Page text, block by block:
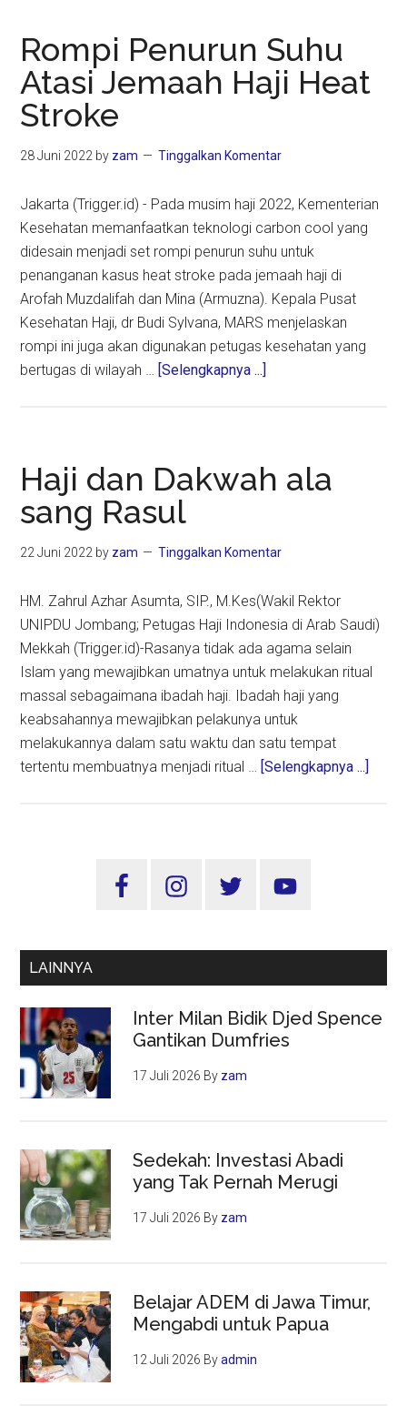
Rompi Penurun Suhu
Atasi Jemaah Haji Heat
Stroke
28 Juni 2022 by zam Tinggalkan Komentar
Jakarta (Trigger.id) - Pada musim haji 2022, Kementerian
Kesehatan memanfaatkan teknologi carbon cool yang
didesain menjadi set rompi penurun suhu untuk
penanganan kasus heat stroke pada jemaah haji di
Arofah Muzdalifah dan Mina (Armuzna). Kepala Pusat
Kesehatan Haji, dr Budi Sylvana, MARS menjelaskan
rompi ini juga akan digunakan petugas kesehatan yang
bertugas di wilayah … [Selengkapnya ...]
Jemaah
Stroke
Haji dan Dakwah ala
sang Rasul
22 Juni 2022 by zam Tinggalkan Komentar
HM. Zahrul Azhar Asumta, SIP., M.Kes(Wakil Rektor
UNIPDU Jombang; Petugas Haji Indonesia di Arab Saudi)
Mekkah (Trigger.id)-Rasanya tidak ada agama selain
Islam yang mewajibkan umatnya untuk melakukan ritual
massal sebagaimana ibadah haji. Ibadah haji yang
keabsahannya mewajibkan pelakunya untuk
melakukannya dalam satu waktu dan satu tempat
tertentu membuatnya menjadi ritual … [Selengkapnya ...]
Sidebar
LAINNYA
Inter Milan Bidik Djed Spence
Gantikan Dumfries
17 Juli 2026 By zam
Sedekah: Investasi Abadi
yang Tak Pernah Merugi
17 Juli 2026 By zam
Belajar ADEM di Jawa Timur,
Mengabdi untuk Papua
12 Juli 2026 Byadmin